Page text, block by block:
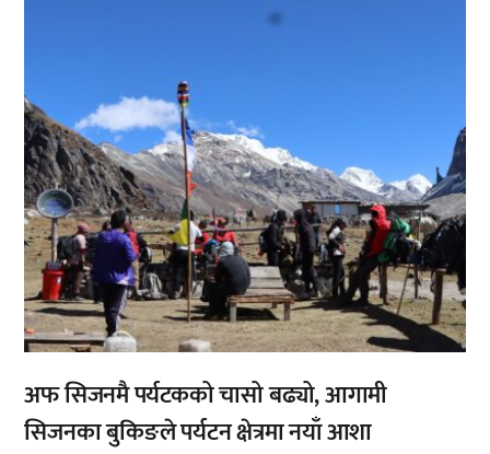
अफ सिजनमै पर्यटकको चासो बढ्यो, आगामी
सिजनका बुकिङले पर्यटन क्षेत्रमा नयाँ आशा